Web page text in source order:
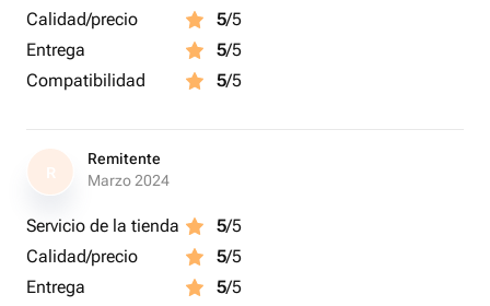
Calidad/precio
5/5
Entrega
5/5
Compatibilidad
5/5
R
Remitente
Marzo 2024
Servicio de la tienda 5/5
Calidad/precio
5/5
Entrega
5/5